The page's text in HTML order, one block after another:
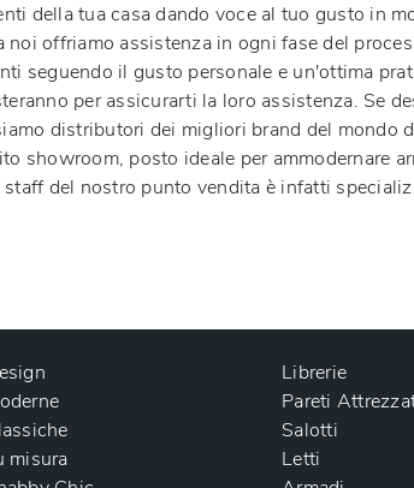
della tua casa dando voce al tuo gusto in
offriamo assistenza in ogni fase del
seguendo il gusto personale e un'ottima
per assicurarti la loro assistenza. Se
distributori dei migliori brand del mondo
showroom, posto ideale per ammodernare
del nostro punto vendita è infatti
misura
Librerie
Pareti
Salotti
Letti